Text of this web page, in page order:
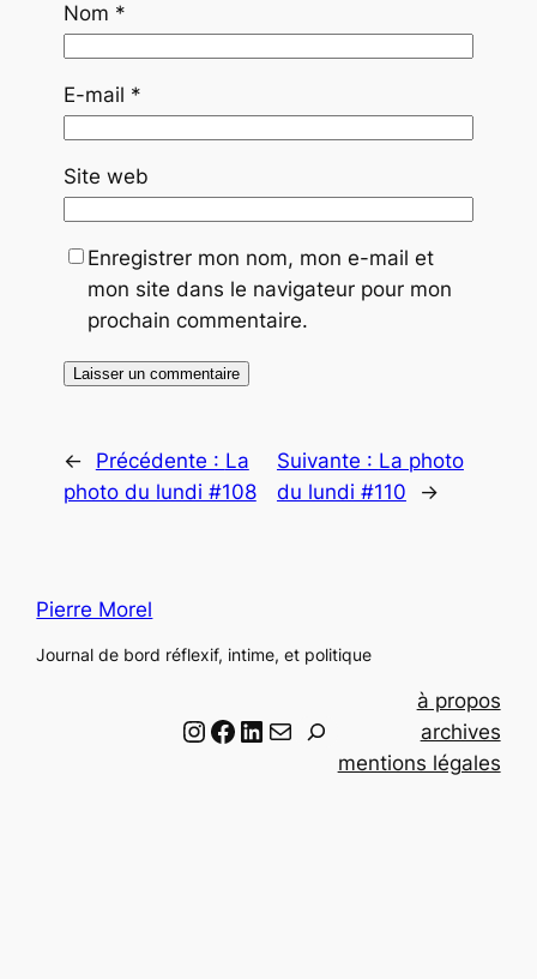
Nom *
E-mail *
Site web
Enregistrer mon nom, mon e-mail et
mon site dans le navigateur pour mon
prochain commentaire.
← Précédente : La
photo du lundi #108
Suivante : La photo
du lundi #110
→
Pierre Morel
Journal de bord réflexif, intime, et politique
Instagram Facebook LinkedIn Email
à propos
archives
mentions légales